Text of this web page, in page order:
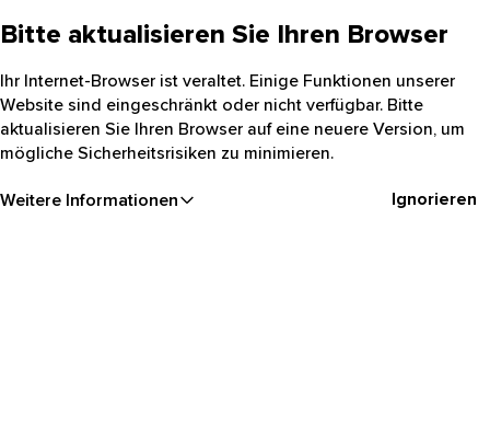
Bitte aktualisieren Sie Ihren Browser
Ihr Internet-Browser ist veraltet. Einige Funktionen unserer
Website sind eingeschränkt oder nicht verfügbar. Bitte
aktualisieren Sie Ihren Browser auf eine neuere Version, um
mögliche Sicherheitsrisiken zu minimieren.
Weitere Informationen Ignorieren